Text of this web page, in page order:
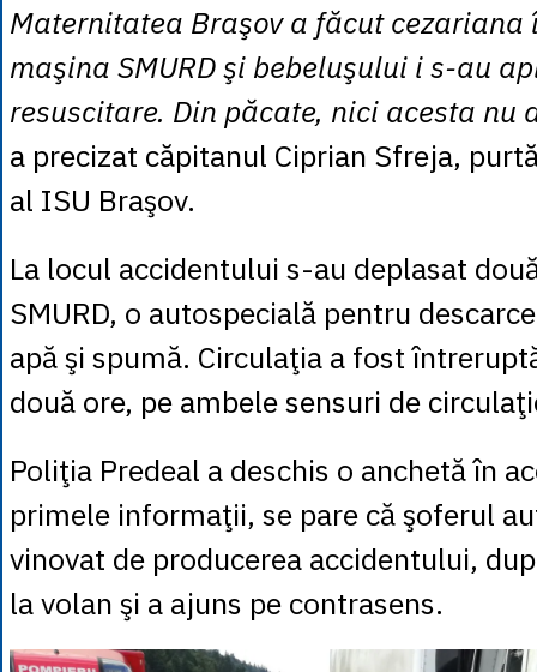
Maternitatea Braşov a făcut
maşina SMURD şi bebeluşului i s-au
resuscitare. Din păcate, nici acesta nu
a precizat căpitanul Ciprian Sfreja,
al ISU Braşov.
La locul accidentului s-au deplasat
SMURD, o autospecială pentru
apă şi spumă. Circulaţia a fost
două ore, pe ambele sensuri de
Poliţia Predeal a deschis o anchetă în
primele informaţii, se pare că şoferul
vinovat de producerea accidentului,
la volan şi a ajuns pe contrasens.